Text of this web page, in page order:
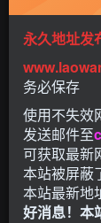
永久地址发
务必保存
使用不失效
发送邮件至
可获取最新
本站被屏蔽
本站最新地
好消息！本